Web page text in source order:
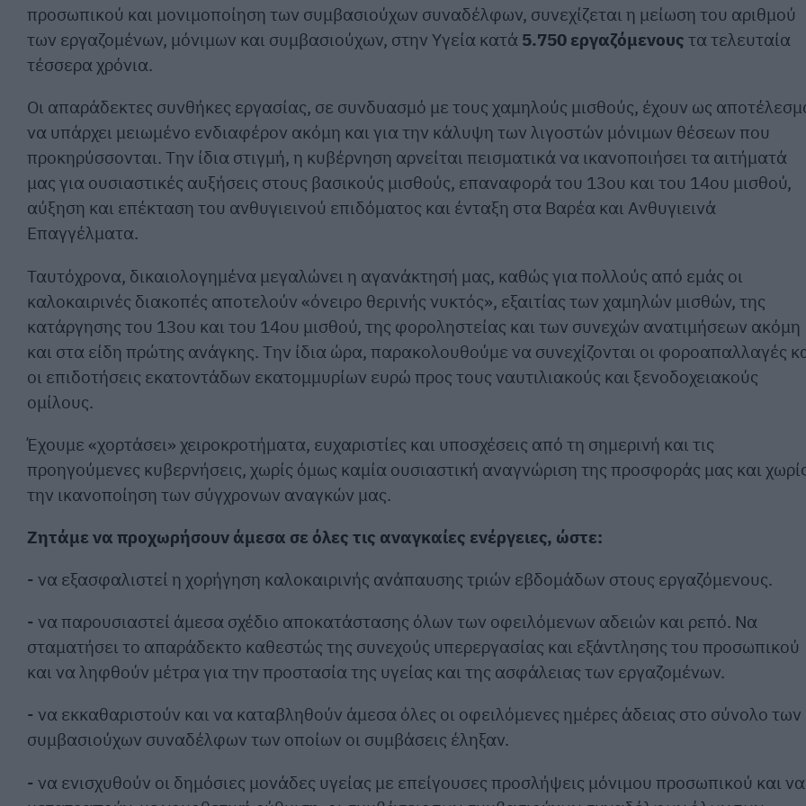
προσωπικού και μονιμοποίηση των συμβασιούχων συναδέλφων, συνεχίζεται η μείωση του αριθμού
των εργαζομένων, μόνιμων και συμβασιούχων, στην Υγεία κατά 5.750 εργαζόμενους τα τελευταία
τέσσερα χρόνια.
Οι απαράδεκτες συνθήκες εργασίας, σε συνδυασμό με τους χαμηλούς μισθούς, έχουν ως
να υπάρχει μειωμένο ενδιαφέρον ακόμη και για την κάλυψη των λιγοστών μόνιμων θέσεων που
προκηρύσσονται. Την ίδια στιγμή, η κυβέρνηση αρνείται πεισματικά να ικανοποιήσει τα αιτήματά
μας για ουσιαστικές αυξήσεις στους βασικούς μισθούς, επαναφορά του 13ου και του 14ου μισθού,
αύξηση και επέκταση του ανθυγιεινού επιδόματος και ένταξη στα Βαρέα και Ανθυγιεινά
Επαγγέλματα.
Ταυτόχρονα, δικαιολογημένα μεγαλώνει η αγανάκτησή μας, καθώς για πολλούς από εμάς οι
καλοκαιρινές διακοπές αποτελούν «όνειρο θερινής νυκτός», εξαιτίας των χαμηλών μισθών, της
κατάργησης του 13ου και του 14ου μισθού, της φοροληστείας και των συνεχών ανατιμήσεων ακόμη
και στα είδη πρώτης ανάγκης. Την ίδια ώρα, παρακολουθούμε να συνεχίζονται οι φοροαπαλλαγές
οι επιδοτήσεις εκατοντάδων εκατομμυρίων ευρώ προς τους ναυτιλιακούς και ξενοδοχειακούς
ομίλους.
Έχουμε «χορτάσει» χειροκροτήματα, ευχαριστίες και υποσχέσεις από τη σημερινή και τις
προηγούμενες κυβερνήσεις, χωρίς όμως καμία ουσιαστική αναγνώριση της προσφοράς μας και
την ικανοποίηση των σύγχρονων αναγκών μας.
Ζητάμε να προχωρήσουν άμεσα σε όλες τις αναγκαίες ενέργειες, ώστε:
- να εξασφαλιστεί η χορήγηση καλοκαιρινής ανάπαυσης τριών εβδομάδων στους εργαζόμενους.
- να παρουσιαστεί άμεσα σχέδιο αποκατάστασης όλων των οφειλόμενων αδειών και ρεπό. Να
σταματήσει το απαράδεκτο καθεστώς της συνεχούς υπερεργασίας και εξάντλησης του προσωπικού
και να ληφθούν μέτρα για την προστασία της υγείας και της ασφάλειας των εργαζομένων.
- να εκκαθαριστούν και να καταβληθούν άμεσα όλες οι οφειλόμενες ημέρες άδειας στο σύνολο των
συμβασιούχων συναδέλφων των οποίων οι συμβάσεις έληξαν.
- να ενισχυθούν οι δημόσιες μονάδες υγείας με επείγουσες προσλήψεις μόνιμου προσωπικού και να